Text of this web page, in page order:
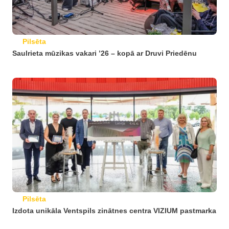
Pilsēta
Saulrieta mūzikas vakari ’26 – kopā ar Druvi Priedēnu
Pilsēta
Izdota unikāla Ventspils zinātnes centra VIZIUM pastmarka